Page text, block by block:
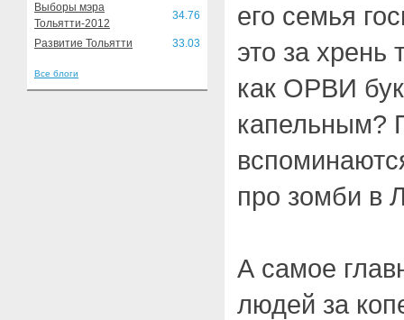
Выборы мэра
Тольятти-2012
34.76
Развитие Тольятти 33.03
Все блоги
его семья
это за хрень
как ОРВИ
капельным?
про зомби в
А самое
людей за